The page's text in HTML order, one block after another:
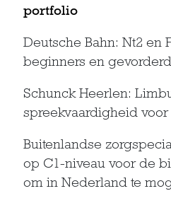
portfolio
Deutsche Bahn: Nt2 en
beginners en
Schunck Heerlen:
spreekvaardigheid
Buitenlandse
op C1-niveau voor de
om in Nederland te